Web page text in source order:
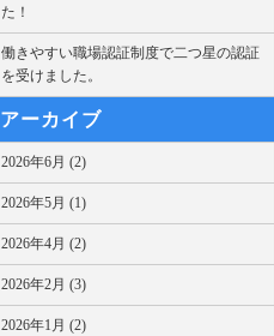
た！
働きやすい職場認証制度で二つ星の認証
を受けました。
アーカイブ
2026年6月 (2)
2026年5月 (1)
2026年4月 (2)
2026年2月 (3)
2026年1月 (2)